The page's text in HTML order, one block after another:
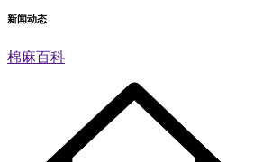
新闻动态
棉麻百科